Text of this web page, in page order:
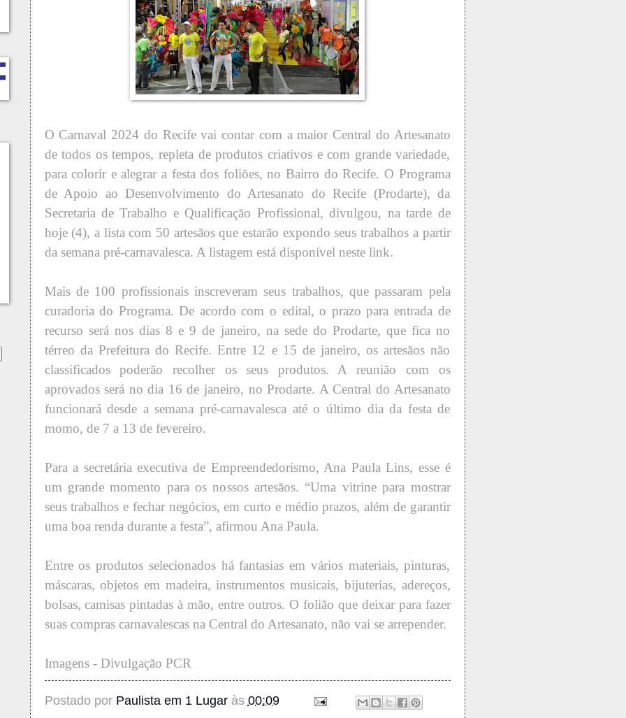
O Carnaval 2024 do Recife vai contar com a maior Central do Artesanato
de todos os tempos, repleta de produtos criativos e com grande variedade,
para colorir e alegrar a festa dos foliões, no Bairro do Recife. O Programa
de Apoio ao Desenvolvimento do Artesanato do Recife (Prodarte), da
Secretaria de Trabalho e Qualificação Profissional, divulgou, na tarde de
hoje (4), a lista com 50 artesãos que estarão expondo seus trabalhos a partir
da semana pré-carnavalesca. A listagem está disponível neste link.
Mais de 100 profissionais inscreveram seus trabalhos, que passaram pela
curadoria do Programa. De acordo com o edital, o prazo para entrada de
recurso será nos dias 8 e 9 de janeiro, na sede do Prodarte, que fica no
térreo da Prefeitura do Recife. Entre 12 e 15 de janeiro, os artesãos não
classificados poderão recolher os seus produtos. A reunião com os
aprovados será no dia 16 de janeiro, no Prodarte. A Central do Artesanato
funcionará desde a semana pré-carnavalesca até o último dia da festa de
momo, de 7 a 13 de fevereiro.
Para a secretária executiva de Empreendedorismo, Ana Paula Lins, esse é
um grande momento para os nossos artesãos. “Uma vitrine para mostrar
seus trabalhos e fechar negócios, em curto e médio prazos, além de garantir
uma boa renda durante a festa”, afirmou Ana Paula.
Entre os produtos selecionados há fantasias em vários materiais, pinturas,
máscaras, objetos em madeira, instrumentos musicais, bijuterias, adereços,
bolsas, camisas pintadas à mão, entre outros. O folião que deixar para fazer
suas compras carnavalescas na Central do Artesanato, não vai se arrepender.
Imagens - Divulgação PCR
Postado por Paulista em 1 Lugar às 00:09